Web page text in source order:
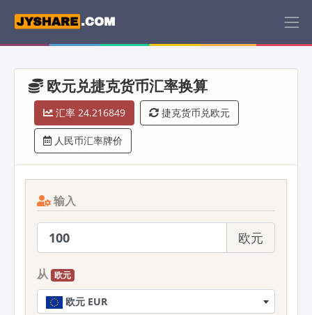
欧元兑捷克货币汇率换算
汇率 24.216849 捷克货币兑欧元
人民币汇率牌价
输入
欧元
从 欧元
欧元 EUR